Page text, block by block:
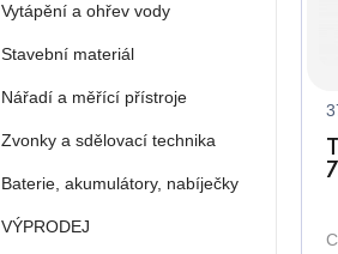
Vytápění a ohřev vody
Stavební materiál
Nářadí a měřící přístroje
Zvonky a sdělovací technika
Baterie, akumulátory, nabíječky
VÝPRODEJ